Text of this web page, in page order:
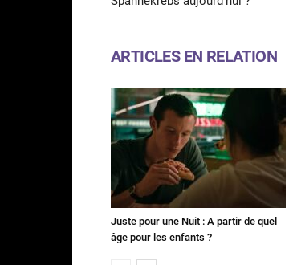
ARTICLES EN RELATION
Juste pour une Nuit : A partir de quel
âge pour les enfants ?